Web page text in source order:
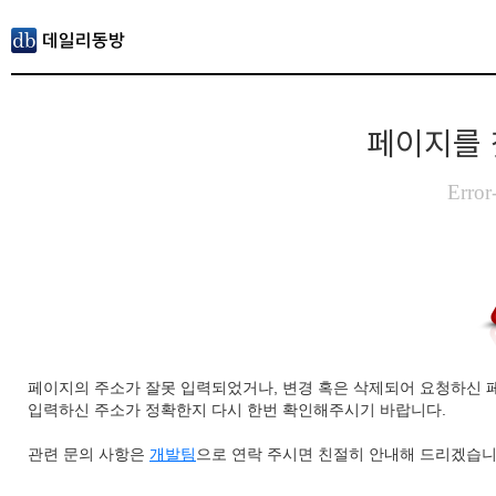
페이지를
페이지의 주소가 잘못 입력되었거나, 변경 혹은 삭제되어 요청하신
입력하신 주소가 정확한지 다시 한번 확인해주시기 바랍니다.
관련 문의 사항은 개발팀 으로 연락 주시면 친절히 안내해 드리겠습